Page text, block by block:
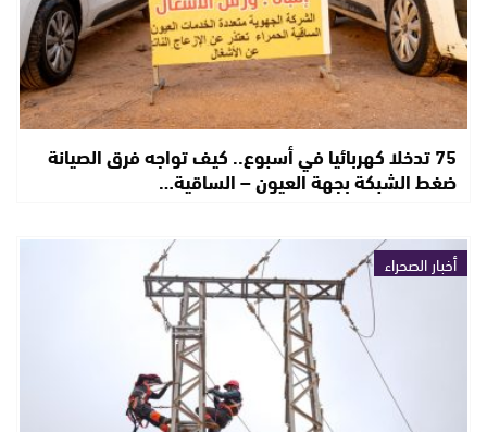
75 تدخلا كهربائيا في أسبوع.. كيف تواجه فرق الصيانة
ضغط الشبكة بجهة العيون – الساقية…
أخبار الصحراء